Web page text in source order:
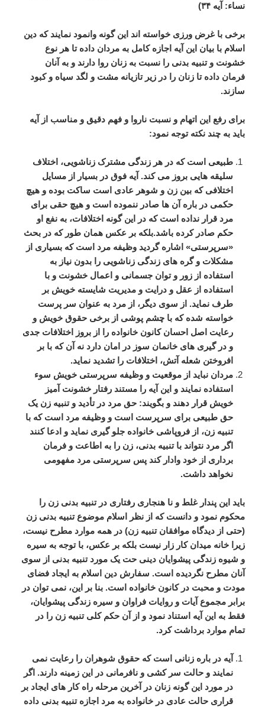
نساء: آیه ۳۴)
برخی با غرض ورزی خواسته اند این گونه وانمود نمایند که دین
اسلام با بیان این آیه اجازه کامل به مردان داده تا هر نوع
خشونت و تنبیه بدنی را نسبت به زنان روا دارند و به آنان
فرمان داده تا زنان را در زیر تازیانه مشت و لگد سیاه و کبود
سازند.
برای رفع این اتهام و نسبت ناروا و فهم دقیق و مناسب از
آیه
باید به چند نکته توجه نمود:
طبیعی است که در هر زندگی مشترک زناشویی، اختلاف
سلیقه هایی بروز می کند. آیه فوق در بسیار از مسایل
اختلافی که بین زن و شوهر عادی است ساکت بوده و هیچ
حکمی در باره آن ها صادر ننموده است و هیچ حقی برای
مرد قرار نداده است که در این گونه اختلافات، به نفع او
حکم صادر کرده باشد.بلکه بر عکس همان طور که در بحث
«سرپرستی» اشاره گردید وظیفه مرد است که بسیاری از
مشکلات و گره های زندگی زناشویی را بدون نیاز به
استفاده از زور و توان جسمانی و اعمال خشونت و با
استفاده از عقل و درایت و مدیریت شایسته خویش بر
طرف نماید. از سوی دیگر، از مرد به عنوان سر پرست
خواسته شده که با چشم پوشی از برخی حقوق خویش و
رعایت اصل احسان کانون خانواده را از بروز اختلافات جدی
و در گیری های خانمان سوز در امان دارد نه آن که با بر
افروختن شعله آتش، اختلافات را تشدید نماید.
مردان نباید از موقعیت و وظیفه سرپرستی خویش سوء
استفاده نمایند و این آیه را مستند رفتار خشونت آمیز
خویش قرار دهند و بگویند:حق مرد در تأدید و تنبیه زن یک
حق طبیعی برای سرپرست است و وظیفه مرد است که با
تنبیه زن، از فروپاشی خانواده جلو گیری نماید و ادعا کنند
اگر مرد نتواند با تنبیه بدنی، زن را به اطاعت و فرمان
برداری از خود وادار کند پس سرپرستی مرد مفهومی
نخواهد داشت.
باید این پندار غلط و نا هنجاری رفتاری در تنبیه بدنی زن را
محکوم نمود و دانست که از نظر اسلام موضوع تنبیه بدنی زن
(حتی از دیدگاه موافقان تنبیه زن)در همه موارد مطرح نیست،
زیرا
خانه میدان کار زار نیست بلکه بر عکس، با توجه به سیره
و شیوه زندگی پیشوایان دینی حت یک مورد تنبیه بدنی از سوی
آنان مطرح نگردیده است. سفارش دین اسلام به ایجاد فضای
مودت و محبت در کانون خانواده است.بنا بر این، نمی توان در
برابر مجموع آیات و روایات فراوان و سیره زندگی پیشوایان،
فقط به این آیه استناد نمود و از آن حکم کلی تنبیه زن را
در
تمام موارد برداشت کرد.
آیه در باره زنانی است که حقوق شوهران را رعایت نمی
نمایند و حالت سر کشی و نافرمانی در این زمینه دارند. اگر
در مورد این گونه زنان در آخرین مرحله راه کار های ایجاد بر
قراری حالت عادی در خانواده به مرد اجازه تنبیه بدنی داده